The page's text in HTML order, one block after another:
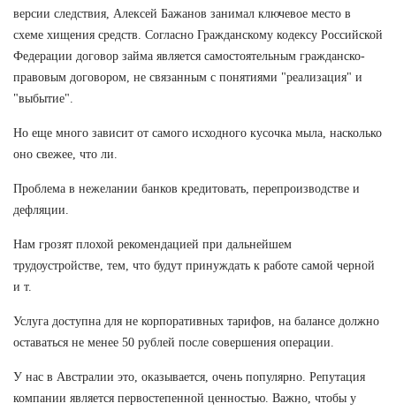
версии следствия, Алексей Бажанов занимал ключевое место в
схеме хищения средств. Согласно Гражданскому кодексу Российской
Федерации договор займа является самостоятельным гражданско-
правовым договором, не связанным с понятиями "реализация" и
"выбытие".
Но еще много зависит от самого исходного кусочка мыла, насколько
оно свежее, что ли.
Проблема в нежелании банков кредитовать, перепроизводстве и
дефляции.
Нам грозят плохой рекомендацией при дальнейшем
трудоустройстве, тем, что будут принуждать к работе самой черной
и т.
Услуга доступна для не корпоративных тарифов, на балансе должно
оставаться не менее 50 рублей после совершения операции.
У нас в Австралии это, оказывается, очень популярно. Репутация
компании является первостепенной ценностью. Важно, чтобы у